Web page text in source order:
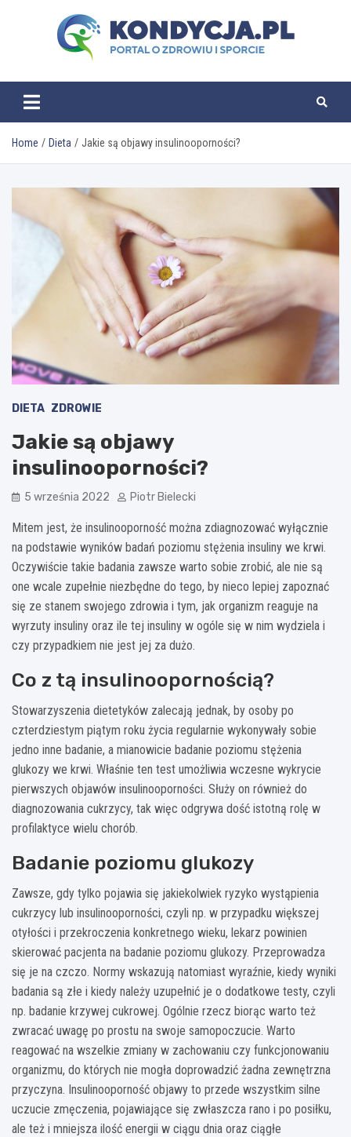
kondycja.pl
Home Dieta Jakie są objawy insulinooporności?
DIETA ZDROWIE
Jakie są objawy
insulinooporności?
5 września 2022 Piotr Bielecki
Mitem jest, że insulinooporność można zdiagnozować wyłącznie
na podstawie wyników badań poziomu stężenia insuliny we krwi.
Oczywiście takie badania zawsze warto sobie zrobić, ale nie są
one wcale zupełnie niezbędne do tego, by nieco lepiej zapoznać
się ze stanem swojego zdrowia i tym, jak organizm reaguje na
wyrzuty insuliny oraz ile tej insuliny w ogóle się w nim wydziela i
czy przypadkiem nie jest jej za dużo.
Co z tą insulinoopornością?
Stowarzyszenia dietetyków zalecają jednak, by osoby po
czterdziestym piątym roku życia regularnie wykonywały sobie
jedno inne badanie, a mianowicie badanie poziomu stężenia
glukozy we krwi. Właśnie ten test umożliwia wczesne wykrycie
pierwszych objawów insulinooporności. Służy on również do
diagnozowania cukrzycy, tak więc odgrywa dość istotną rolę w
profilaktyce wielu chorób.
Badanie poziomu glukozy
Zawsze, gdy tylko pojawia się jakiekolwiek ryzyko wystąpienia
cukrzycy lub insulinooporności, czyli np. w przypadku większej
otyłości i przekroczenia konkretnego wieku, lekarz powinien
skierować pacjenta na badanie poziomu glukozy. Przeprowadza
się je na czczo. Normy wskazują natomiast wyraźnie, kiedy wyniki
badania są złe i kiedy należy uzupełnić je o dodatkowe testy, czyli
np. badanie krzywej cukrowej. Ogólnie rzecz biorąc warto też
zwracać uwagę po prostu na swoje samopoczucie. Warto
reagować na wszelkie zmiany w zachowaniu czy funkcjonowaniu
organizmu, do których nie mogła doprowadzić żadna zewnętrzna
przyczyna. Insulinooporność objawy to przede wszystkim silne
uczucie zmęczenia, pojawiające się zwłaszcza rano i po posiłku,
ale też i mniejsza ilość energii w ciągu dnia oraz ciągłe